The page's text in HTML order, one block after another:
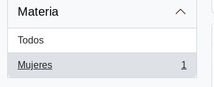
Materia
Todos
Mujeres
, 1 resultados
1